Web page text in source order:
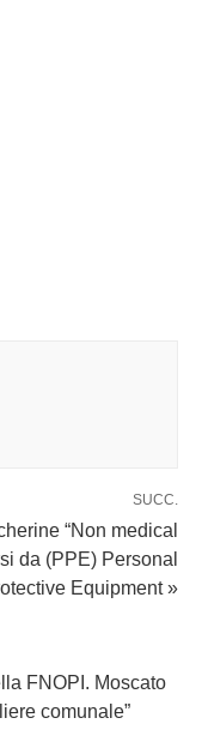
SUCC.
“Non medical
da (PPE) Personal
Equipment »
FNOPI. Moscato
comunale”